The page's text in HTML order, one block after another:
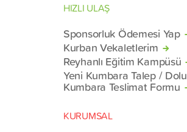
HIZLI ULAŞ
Sponsorluk Ödemesi Yap
Kurban Vekaletlerim
Reyhanlı Eğitim Kampüsü
Yeni Kumbara Talep / Dolu
Kumbara Teslimat Formu
KURUMSAL